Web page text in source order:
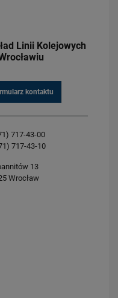
Linii Kolejowych
kontaktu
717-43-00
717-43-10
13
Wrocław